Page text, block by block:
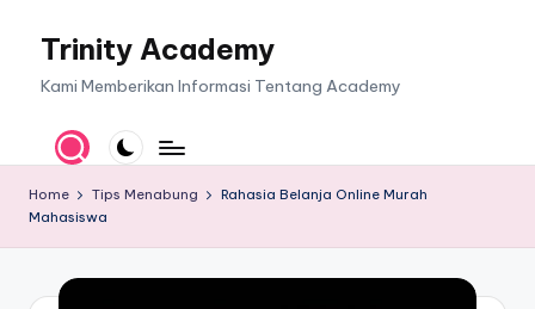
Trinity Academy
Kami Memberikan Informasi Tentang Academy
Home Tips Menabung
Rahasia Belanja Online Murah
Mahasiswa